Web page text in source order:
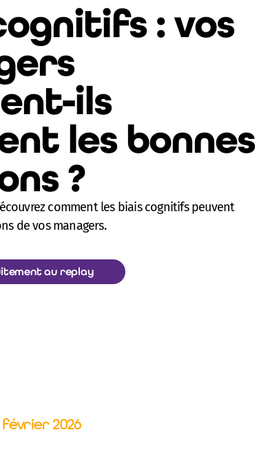
: vos
ils
les bonnes
?
comment les biais cognitifs peuvent
de vos managers.
au replay
2026